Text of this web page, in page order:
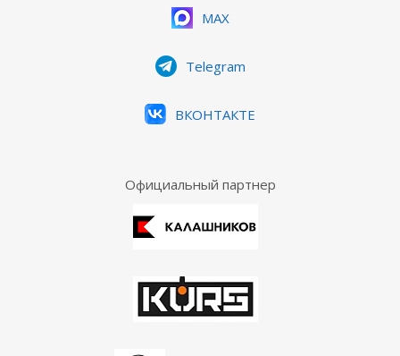
MAX
Telegram
ВКОНТАКТЕ
Официальный партнер